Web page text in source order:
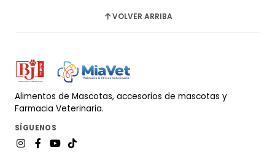
VOLVER ARRIBA
Alimentos de Mascotas, accesorios de mascotas y
Farmacia Veterinaria.
SÍGUENOS